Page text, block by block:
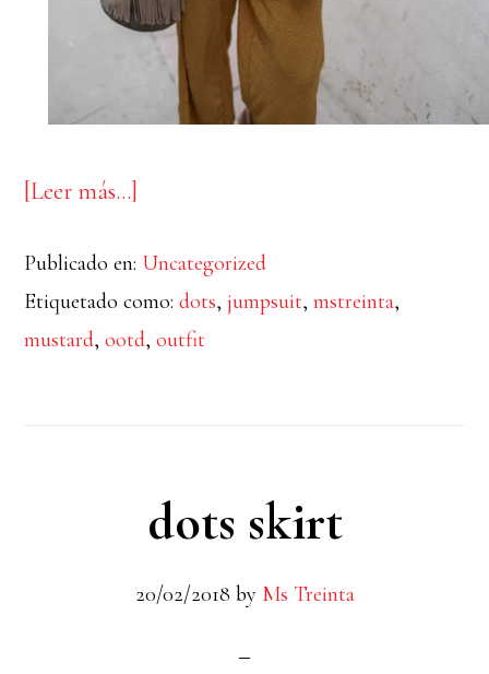
[Leer más…]
mustard
jumpsuit
Publicado en: Uncategorized
Etiquetado como:dots,jumpsuit,mstreinta,
mustard,ootd,outfit
dots skirt
20/02/2018 by Ms Treinta